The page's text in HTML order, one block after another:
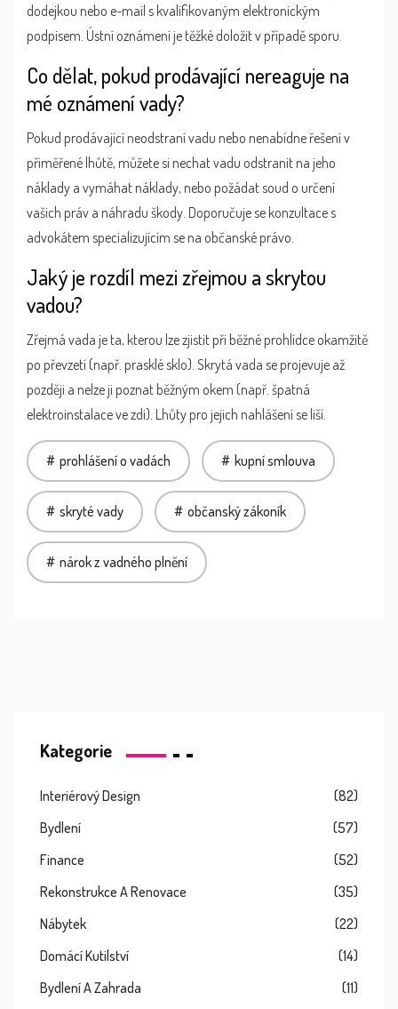
dodejkou nebo e-mail s kvalifikovaným elektronickým
podpisem. Ústní oznámení je těžké doložit v případě sporu.
Co dělat, pokud prodávající nereaguje na
mé oznámení vady?
Pokud prodávající neodstraní vadu nebo nenabídne řešení v
přiměřené lhůtě, můžete si nechat vadu odstranit na jeho
náklady a vymáhat náklady, nebo požádat soud o určení
vašich práv a náhradu škody. Doporučuje se konzultace s
advokátem specializujícím se na občanské právo.
Jaký je rozdíl mezi zřejmou a skrytou
vadou?
Zřejmá vada je ta, kterou lze zjistit při běžné prohlídce okamžitě
po převzetí (např. prasklé sklo). Skrytá vada se projevuje až
později a nelze ji poznat běžným okem (např. špatná
elektroinstalace ve zdi). Lhůty pro jejich nahlášení se liší.
prohlášení o vadách kupní smlouva
skryté vady občanský zákoník
nárok z vadného plnění
Kategorie
Interiérový Design
(82)
Bydlení
(57)
Finance
(52)
Rekonstrukce A Renovace
(35)
Nábytek
(22)
Domácí Kutilství
(14)
Bydlení A Zahrada
(11)